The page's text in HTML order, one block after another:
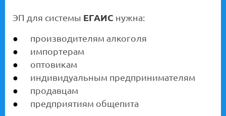
ЭП для системы ЕГАИС нужна:
производителям алкоголя
импортерам
оптовикам
индивидуальным предпринимателям
продавцам
предприятиям общепита